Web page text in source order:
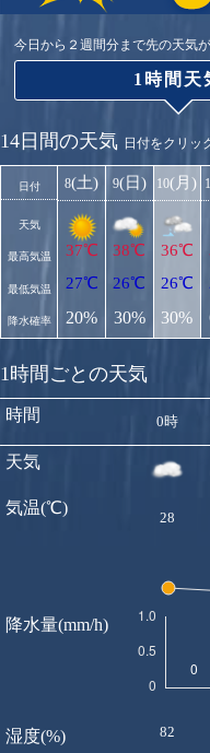
今日から２週間分まで先の天気
1時間天
14日間の天気 日付をクリッ
日付
天気
最高気温
最低気温
降水確率
8(土)
37℃
27℃
20%
9(日)
38℃
26℃
30%
10(月)
36℃
26℃
30%
1時間ごとの天気
時間
天気
気温(℃)
降水量(mm/h)
湿度(%)
0時
28
82